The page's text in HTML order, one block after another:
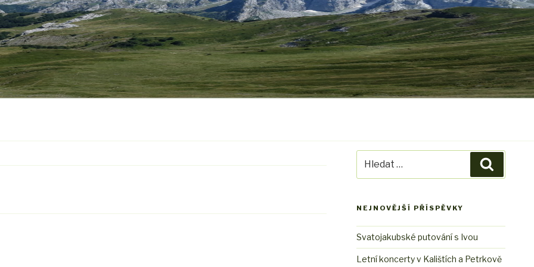
NEJNOVĚJŠÍ PŘÍSPĚVKY
Svatojakubské putování s Ivou
Letní koncerty v Kalištích a Petrkově